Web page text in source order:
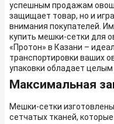
успешным продажам
защищает товар, но и
внимания покупателей.
купить мешки-сетки для
«Протон» в Казани –
транспортировки ваших
упаковки обладает
Максимальная
Мешки-сетки
сетчатых тканей,